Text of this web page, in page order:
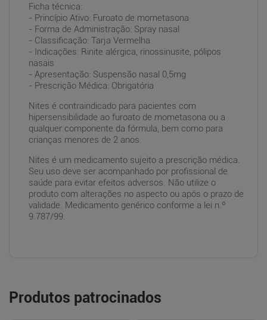
Ficha técnica:
- Princípio Ativo: Furoato de mometasona
- Forma de Administração: Spray nasal
- Classificação: Tarja Vermelha
- Indicações: Rinite alérgica, rinossinusite, pólipos
nasais
- Apresentação: Suspensão nasal 0,5mg
- Prescrição Médica: Obrigatória
Nites é contraindicado para pacientes com
hipersensibilidade ao furoato de mometasona ou a
qualquer componente da fórmula, bem como para
crianças menores de 2 anos.
Nites é um medicamento sujeito a prescrição médica.
Seu uso deve ser acompanhado por profissional de
saúde para evitar efeitos adversos. Não utilize o
produto com alterações no aspecto ou após o prazo de
validade. Medicamento genérico conforme a lei n.º
9.787/99.
Produtos patrocinados